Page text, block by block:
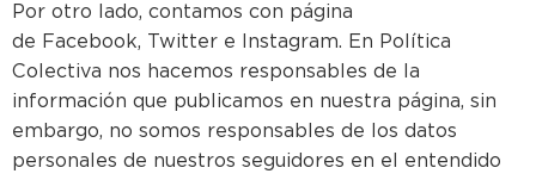
Por otro lado, contamos con página
de Facebook, Twitter e Instagram. En Política
Colectiva nos hacemos responsables de la
información que publicamos en nuestra página, sin
embargo, no somos responsables de los datos
personales de nuestros seguidores en el entendido